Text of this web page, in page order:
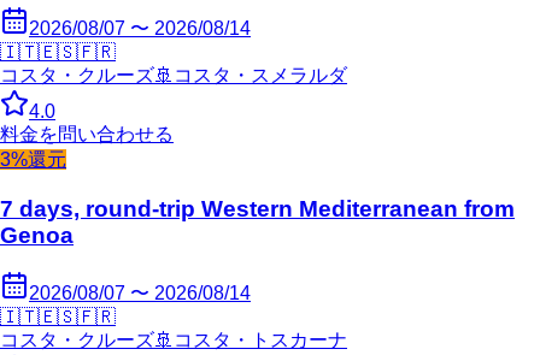
2026/08/07 〜 2026/08/14
🇮🇹🇪🇸🇫🇷
コスタ・クルーズ🚢 コスタ・スメラルダ
4.0
料金を問い合わせる
3%還元
7 days, round-trip Western Mediterranean from
Genoa
2026/08/07 〜 2026/08/14
🇮🇹🇪🇸🇫🇷
コスタ・クルーズ🚢 コスタ・トスカーナ